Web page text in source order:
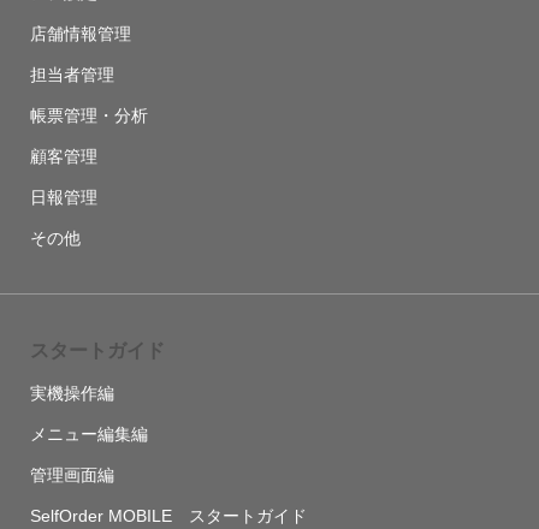
店舗情報管理
担当者管理
帳票管理・分析
顧客管理
日報管理
その他
スタートガイド
実機操作編
メニュー編集編
管理画面編
SelfOrder MOBILE スタートガイド